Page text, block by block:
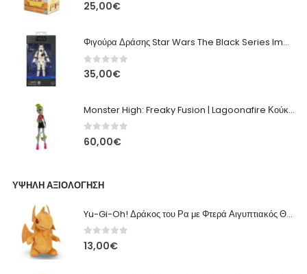
0out of 5
25,00€
Φιγούρα Δράσης Star Wars The Black Series Imperial Remnant Stormtrooper #05
0out of 5
35,00€
Monster High: Freaky Fusion | Lagoonafire Κούκλα Mattel 2013 - 28εκ
0 out of 5
60,00€
ΥΨΗΛΉ ΑΞΙΟΛΌΓΗΣΗ
Yu-Gi-Oh! Δράκος του Ρα με Φτερά Αιγυπτιακός Θεός Λούτρινο - 20εκ
0out of 5
13,00€